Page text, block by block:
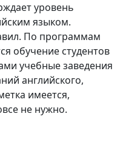
уровень
языком.
. По программам
обучение студентов
учебныезаведения
английского,
имеется,
не нужно.